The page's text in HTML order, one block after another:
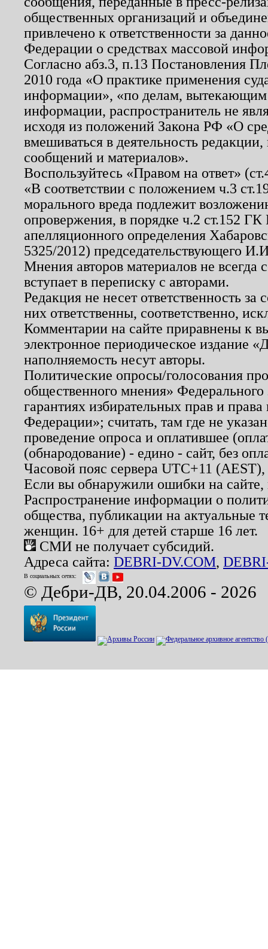
общественных организаций и
привлечено к ответственности за
Федерации о средствах массовой
Согласно абз.3, п.13 Постановления
2010 года «О практике применения
информации», «по делам, вытекающим
информации, распространитель не
исходя из положений Закона РФ «О
вмешиваться в деятельность
сообщений и материалов».
Воспользуйтесь «Правом на ответ»
«В соответствии с положением ч.3
морального вреда подлежит
опровержения, в порядке ч.2 ст.152
апелляционного определения
5325/2012) председательствующего
Мнения авторов материалов не
вступает в переписку с авторами.
Редакция не несет ответственность
них ответственны, соответственно,
Комментарии на сайте приравнены к
электронное периодическое издание
наполняемость несут авторы.
Политические опросы/голосования
общественного мнения»
гарантиях избирательных прав и
Федерации»; считать, там где не
проведение опроса и оплатившее
(обнародование) - едино - сайт, без
Часовой пояс сервера UTC+11
Если вы обнаружили ошибки на
Распространение информации о
общества, публикации на актуальные
женщин. 16+ для детей старше 16 лет.
СМИ не получает субсидий.
Адреса сайта: DEBRI-DV.COM,
В социальных сетях:
© Дебри-ДВ, 20.04.2006 - 2026